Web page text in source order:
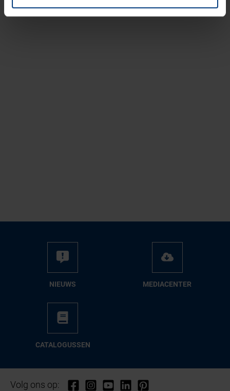
NIEUWS ME­DIA­CEN­TER
CA­TA­LO­GUS­SEN
Volg ons op: